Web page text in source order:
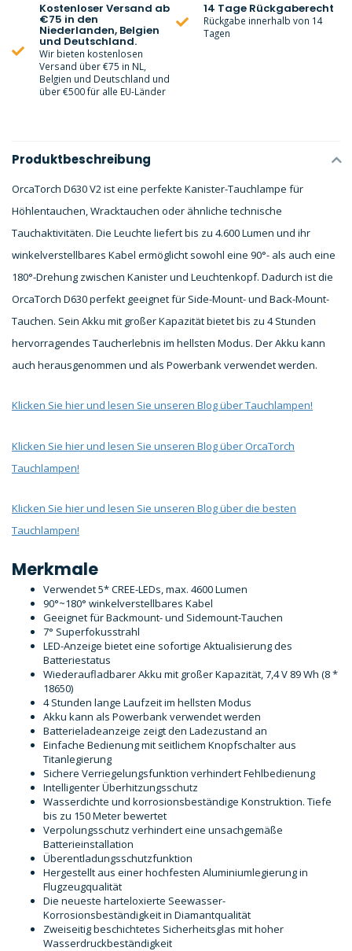
Kostenloser Versand ab
€75 in den
Niederlanden, Belgien
und Deutschland.
Wir bieten kostenlosen
Versand über €75 in NL,
Belgien und Deutschland und
über €500 für alle EU-Länder
14 Tage Rückgaberecht
Rückgabe innerhalb von 14
Tagen
Produktbeschreibung
OrcaTorch D630 V2 ist eine perfekte Kanister-Tauchlampe für
Höhlentauchen, Wracktauchen oder ähnliche technische
Tauchaktivitäten. Die Leuchte liefert bis zu 4.600 Lumen und ihr
winkelverstellbares Kabel ermöglicht sowohl eine 90°- als auch eine
180°-Drehung zwischen Kanister und Leuchtenkopf. Dadurch ist die
OrcaTorch D630 perfekt geeignet für Side-Mount- und Back-Mount-
Tauchen. Sein Akku mit großer Kapazität bietet bis zu 4 Stunden
hervorragendes Taucherlebnis im hellsten Modus. Der Akku kann
auch herausgenommen und als Powerbank verwendet werden.
Klicken Sie hier und lesen Sie unseren Blog über Tauchlampen!
Klicken Sie hier und lesen Sie unseren Blog über OrcaTorch
Tauchlampen!
Klicken Sie hier und lesen Sie unseren Blog über die besten
Tauchlampen!
Merkmale
Verwendet 5* CREE-LEDs, max. 4600 Lumen
90°~180° winkelverstellbares Kabel
Geeignet für Backmount- und Sidemount-Tauchen
7° Superfokusstrahl
LED-Anzeige bietet eine sofortige Aktualisierung des
Batteriestatus
Wiederaufladbarer Akku mit großer Kapazität, 7,4 V 89 Wh (8 *
18650)
4 Stunden lange Laufzeit im hellsten Modus
Akku kann als Powerbank verwendet werden
Batterieladeanzeige zeigt den Ladezustand an
Einfache Bedienung mit seitlichem Knopfschalter aus
Titanlegierung
Sichere Verriegelungsfunktion verhindert Fehlbedienung
Intelligenter Überhitzungsschutz
Wasserdichte und korrosionsbeständige Konstruktion. Tiefe
bis zu 150 Meter bewertet
Verpolungsschutz verhindert eine unsachgemäße
Batterieinstallation
Überentladungsschutzfunktion
Hergestellt aus einer hochfesten Aluminiumlegierung in
Flugzeugqualität
Die neueste harteloxierte Seewasser-
Korrosionsbeständigkeit in Diamantqualität
Zweiseitig beschichtetes Sicherheitsglas mit hoher
Wasserdruckbeständigkeit